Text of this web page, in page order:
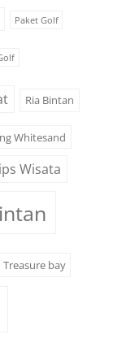
Paket Golf
Ria Bintan
Whitesand
Wisata
Treasure bay